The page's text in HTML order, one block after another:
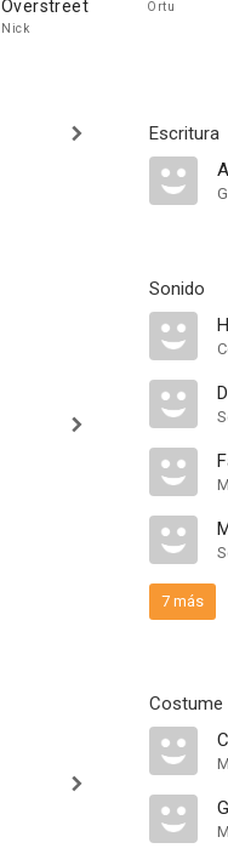
Overstreet
Nick
Ortu
Escritura
Sonido
7 más
Costume